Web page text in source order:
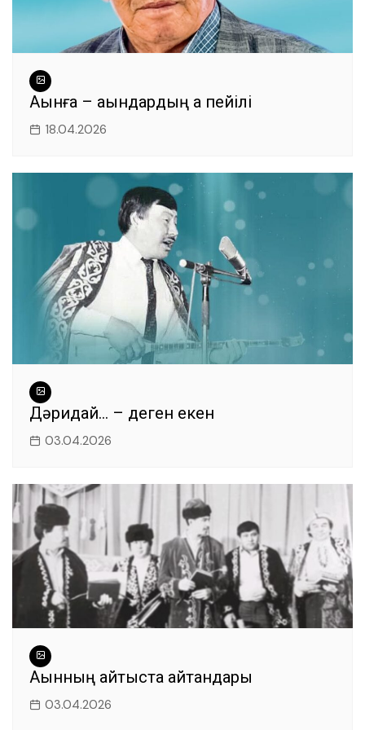
Ақынға – ақындардың ақ пейілі
18.04.2026
Дәридай… – деген екен
03.04.2026
Ақынның айтыста айтқандары
03.04.2026